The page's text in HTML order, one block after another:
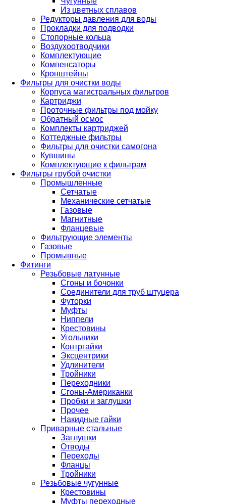
Из цветных сплавов
Редукторы давления для воды
Прокладки для подводки
Стопорные кольца
Воздухоотводчики
Комплектующие
Компенсаторы
Кронштейны
Фильтры для очистки воды
Корпуса магистральных фильтров
Картриджи
Проточные фильтры под мойку
Обратный осмос
Комплекты картриджей
Коттеджные фильтры
Фильтры для очистки самогона
Кувшины
Комплектующие к фильтрам
Фильтры грубой очистки
Промышленные
Сетчатые
Механические сетчатые
Газовые
Магнитные
Фланцевые
Фильтрующие элементы
Газовые
Промывные
Фитинги
Резьбовые латунные
Сгоны и бочонки
Соединители для труб штуцера
Футорки
Муфты
Ниппели
Крестовины
Угольники
Контргайки
Эксцентрики
Удлинители
Тройники
Переходники
Сгоны-Американки
Пробки и заглушки
Прочее
Накидные гайки
Приварные стальные
Заглушки
Отводы
Переходы
Фланцы
Тройники
Резьбовые чугунные
Крестовины
Муфты переходные